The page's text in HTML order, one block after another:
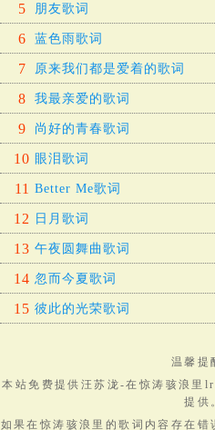
5 朋友歌词
6 蓝色雨歌词
7 原来我们都是爱着的歌词
8 我最亲爱的歌词
9 尚好的青春歌词
10 眼泪歌词
11 Better Me歌词
12 日月歌词
13 午夜圆舞曲歌词
14 忽而今夏歌词
15 彼此的光荣歌词
温馨提
本站免费提供 汪苏泷-在惊涛骇浪里
提供
如果在惊涛骇浪里的歌词内容存在